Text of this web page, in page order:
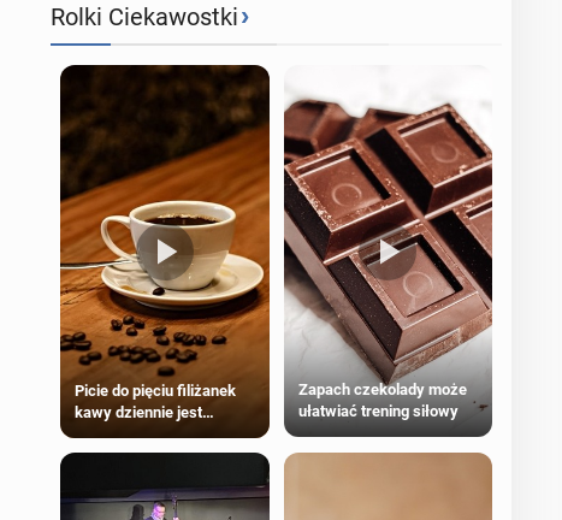
Rolki Ciekawostki›
Picie do pięciu filiżanek
kawy dziennie jest
większości dorosłych
Zapach czekolady może
ułatwiać trening siłowy